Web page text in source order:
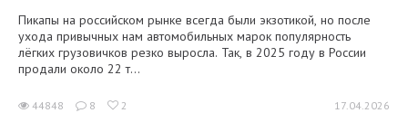
Пикапы на российском рынке всегда были экзотикой, но после
ухода привычных нам автомобильных марок популярность
лёгких грузовичков резко выросла. Так, в 2025 году в России
продали около 22 т...
44848 8 2 17.04.2026